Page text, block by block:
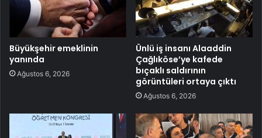
Büyükşehir emeklinin
yanında
Ağustos 6, 2026
Ünlü iş insanı Alaaddin
Çağlıköse’ye kafede
bıçaklı saldırının
görüntüleri ortaya çıktı
Ağustos 6, 2026